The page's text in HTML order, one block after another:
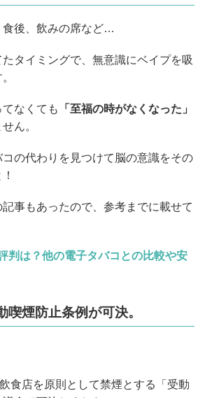
食後、飲みの席など…
タイミングで、無意識にベイプを吸
なくても
「至福の時がなくなった」
ん。
の代わりを見つけて脳の意識をその
事もあったので、参考までに載せて
判は？他の電子タバコとの比較や安
煙防止条例が可決。
食店を原則として禁煙とする「受動